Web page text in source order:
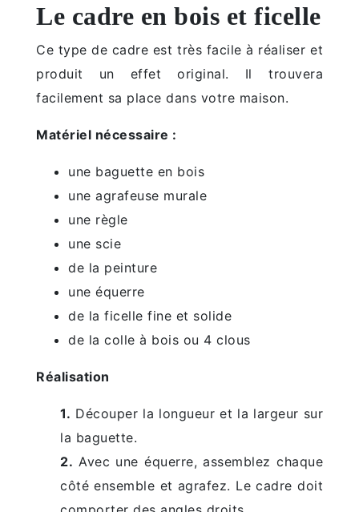
Le cadre en bois et ficelle
Ce type de cadre est très facile à réaliser et
produit un effet original. Il trouvera
facilement sa place dans votre maison.
Matériel nécessaire :
une baguette en bois
une agrafeuse murale
une règle
une scie
de la peinture
une équerre
de la ficelle fine et solide
de la colle à bois ou 4 clous
Réalisation
1. Découper la longueur et la largeur sur
la baguette.
2. Avec une équerre, assemblez chaque
côté ensemble et agrafez. Le cadre doit